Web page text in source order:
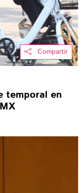
Compartir
temporal en